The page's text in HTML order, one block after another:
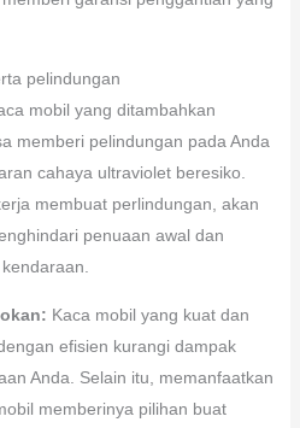
pelindungan
mobil yang ditambahkan
memberi pelindungan pada Anda
cahaya ultraviolet beresiko.
membuat perlindungan, akan
penuaan awal dan
Kaca mobil yang kuat dan
efisien kurangi dampak
Anda. Selain itu, memanfaatkan
memberinya pilihan buat